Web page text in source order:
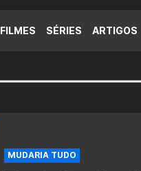
FILMES SÉRIES ARTIGOS
MUDARIA TUDO